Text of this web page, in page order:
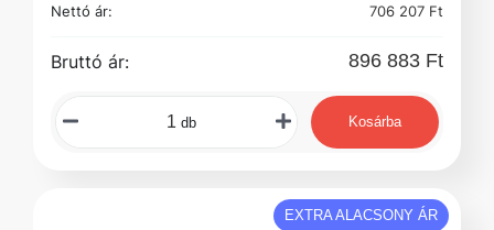
Nettó ár:
706 207 Ft
Bruttó ár: 896 883 Ft
db Kosárba
EXTRA ALACSONY ÁR